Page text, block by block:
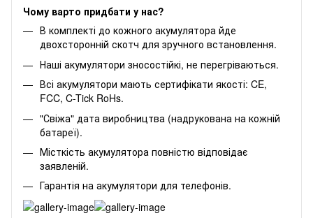
Чому варто придбати у нас?
В комплекті до кожного акумулятора йде
двохсторонній скотч для зручного встановлення.
Наші акумулятори зносостійкі, не перегріваються.
Всі акумулятори мають сертифікати якості: CE,
FCC, C-Tick RoHs.
"Свіжа" дата виробництва (надрукована на кожній
батареї).
Місткість акумулятора повністю відповідає
заявленій.
Гарантія на акумулятори для телефонів.